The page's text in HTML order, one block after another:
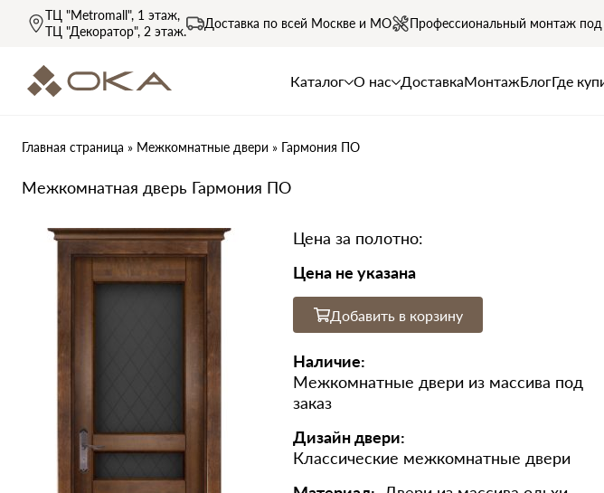
ТЦ "Metromall", 1 этаж,
ТЦ "Декоратор", 2 этаж.
Доставка по всей Москве и МО Профессиональный монтаж
Каталог О нас ДоставкаМонтажБлогГде
Главная страница » Межкомнатные двери » Гармония ПО
Межкомнатная дверь Гармония ПО
Цена за полотно:
Цена не указана
Добавить в корзину
Наличие:
Межкомнатные двери из массива под
заказ
Дизайн двери:
Классические межкомнатные двери